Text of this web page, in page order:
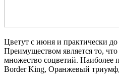
Цветут с июня и практически
Преимуществом является то, что
множество соцветий. Наиболее
Border King, Оранжевый